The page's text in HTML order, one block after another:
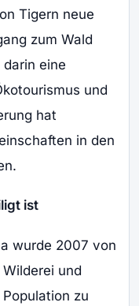
Tigern neue
zum Wald
eine
und
hat
in den
ist
wurde 2007 von
und
zu